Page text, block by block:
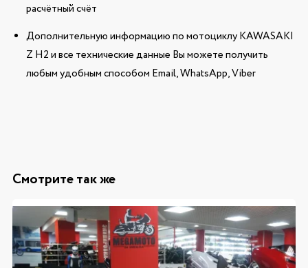
расчётный счёт
Дополнительную информацию по мотоциклу KAWASAKI
Z H2 и все технические данные Вы можете получить
любым удобным способом Email, WhatsApp, Viber
Смотрите так же